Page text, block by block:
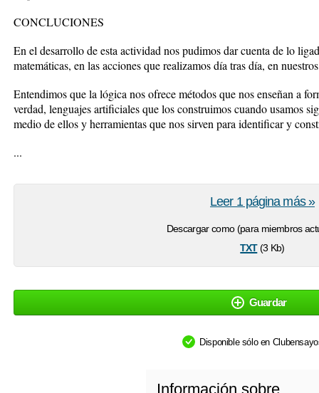
CONCLUCIONES
En el desarrollo de esta actividad nos pudimos dar cuenta de lo
matemáticas, en las acciones que realizamos día tras día, en
Entendimos que la lógica nos ofrece métodos que nos enseñan a
verdad, lenguajes artificiales que los construimos cuando usamos
medio de ellos y herramientas que nos sirven para identificar y
...
Descargar como (para miembros
txt(3 Kb)
Leer 1 página más »
Guardar
Disponible sólo en
Información sobre